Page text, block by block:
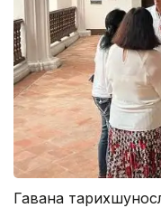
Гавана